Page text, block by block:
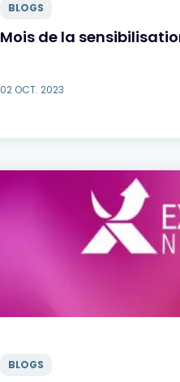
BLOGS
Mois de la
02 OCT. 2023
BLOGS